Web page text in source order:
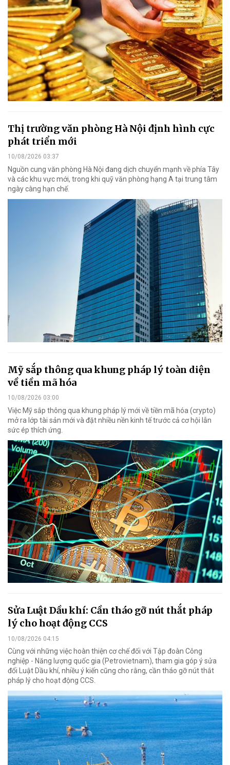
Thị trường văn phòng Hà Nội định hình cực
phát triển mới
10/08/2026 03:37
Nguồn cung văn phòng Hà Nội đang dịch chuyển mạnh về phía Tây
và các khu vực mới, trong khi quỹ văn phòng hạng A tại trung tâm
ngày càng hạn chế.
Mỹ sắp thông qua khung pháp lý toàn diện
về tiền mã hóa
10/08/2026 03:00
Việc Mỹ sắp thông qua khung pháp lý mới về tiền mã hóa (crypto)
mở ra lớp tài sản mới và đặt nhiều nền kinh tế trước cả cơ hội lẫn
sức ép thích ứng.
Sửa Luật Dầu khí: Cần tháo gỡ nút thắt pháp
lý cho hoạt động CCS
10/08/2026 04:15
Cùng với những việc hoàn thiện cơ chế đối với Tập đoàn Công
nghiệp - Năng lượng quốc gia (Petrovietnam), tham gia góp ý sửa
đổi Luật Dầu khí, nhiều ý kiến cũng cho rằng, cần tháo gỡ nút thắt
pháp lý cho hoạt động CCS.